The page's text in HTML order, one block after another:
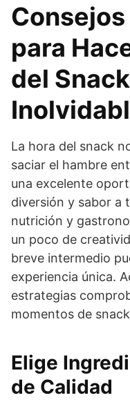
para
del
La hora del snack
saciar el hambre
una excelente
diversión y sabor a
nutrición y
un poco de
breve intermedio
experiencia única.
estrategias
momentos de
Elige
de Calidad